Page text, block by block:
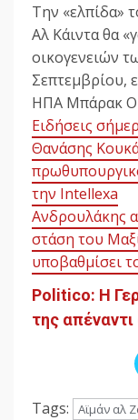
Την «ελπίδα»
Αλ Κάιντα θα
οικογενειών
Σεπτεμβρίου,
ΗΠΑ Μπάρακ
Ειδήσεις
Θανάσης
την Intellexa
Ανδρουλάκης
στάση του
υποβαθμίσει
Politico: Η
της
Tags: Αϊμάν αλ